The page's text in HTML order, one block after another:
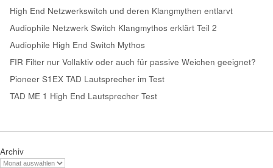
High End Netzwerkswitch und deren Klangmythen entlarvt
Audiophile Netzwerk Switch Klangmythos erklärt Teil 2
Audiophile High End Switch Mythos
FIR Filter nur Vollaktiv oder auch für passive Weichen geeignet?
Pioneer S1EX TAD Lautsprecher im Test
TAD ME 1 High End Lautsprecher Test
Archiv